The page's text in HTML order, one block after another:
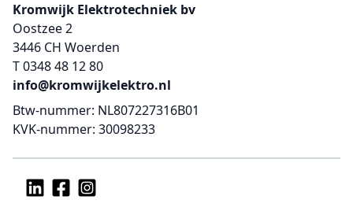
Kromwijk Elektrotechniek bv
Oostzee 2
3446 CH Woerden
T0348 48 12 80
info@kromwijkelektro.nl
Btw-nummer: NL807227316B01
KVK-nummer: 30098233